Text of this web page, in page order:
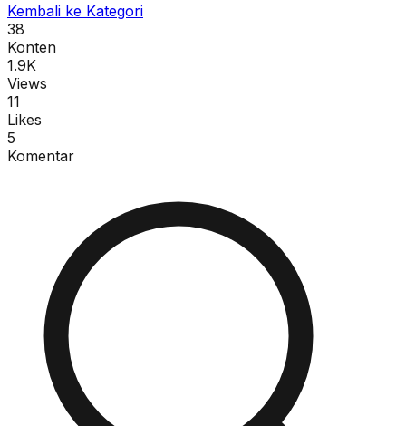
Kembali ke Kategori
38
Konten
1.9K
Views
11
Likes
5
Komentar